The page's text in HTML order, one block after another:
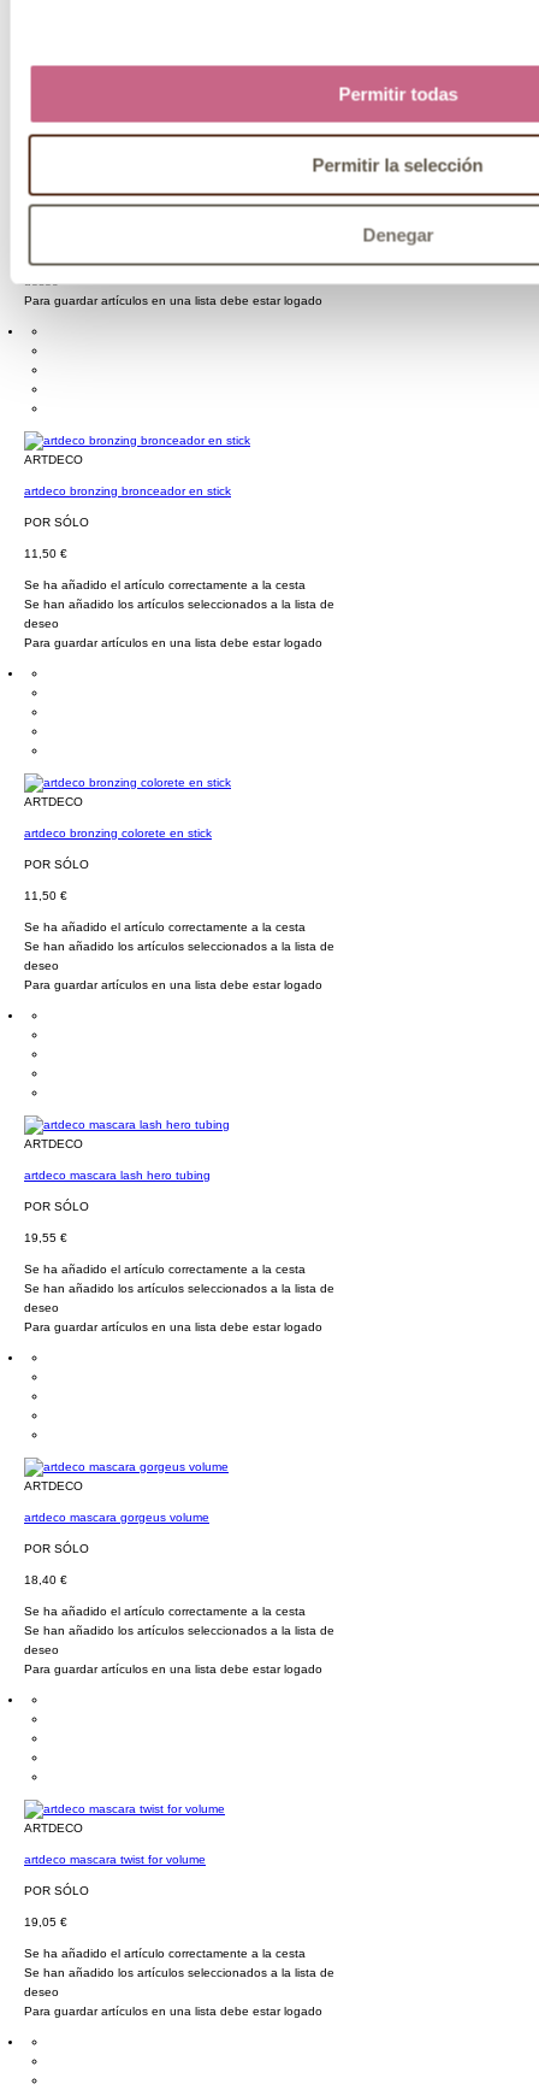
Permitir todas
Permitir la selección
Denegar
11,50 €
Se han añadido los artículos seleccionados a la lista de
Para guardar artículos en una lista debe estar logado
ARTDECO
artdeco bronzing bronceador en stick
POR SÓLO
11,50 €
Se ha añadido el artículo correctamente a la cesta
Se han añadido los artículos seleccionados a la lista de
deseo
Para guardar artículos en una lista debe estar logado
ARTDECO
artdeco bronzing colorete en stick
POR SÓLO
11,50 €
Se ha añadido el artículo correctamente a la cesta
Se han añadido los artículos seleccionados a la lista de
deseo
Para guardar artículos en una lista debe estar logado
ARTDECO
artdeco mascara lash hero tubing
POR SÓLO
19,55 €
Se ha añadido el artículo correctamente a la cesta
Se han añadido los artículos seleccionados a la lista de
deseo
Para guardar artículos en una lista debe estar logado
ARTDECO
artdeco mascara gorgeus volume
POR SÓLO
18,40 €
Se ha añadido el artículo correctamente a la cesta
Se han añadido los artículos seleccionados a la lista de
deseo
Para guardar artículos en una lista debe estar logado
ARTDECO
artdeco mascara twist for volume
POR SÓLO
19,05 €
Se ha añadido el artículo correctamente a la cesta
Se han añadido los artículos seleccionados a la lista de
deseo
Para guardar artículos en una lista debe estar logado